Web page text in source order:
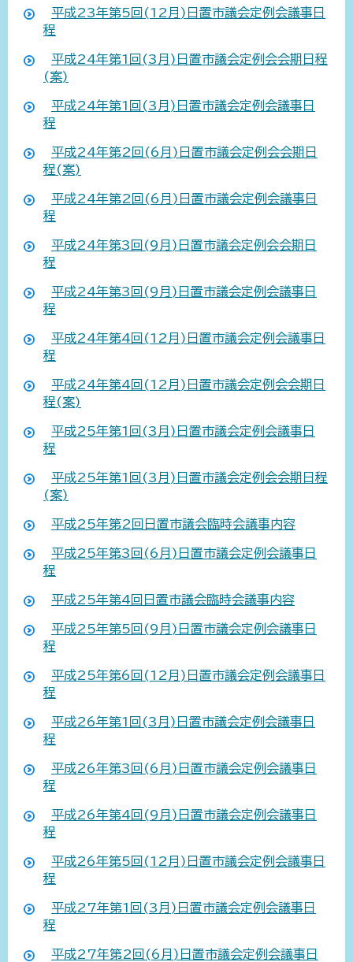
平成23年第5回(12月)日置市議会定例会議事日
程
平成24年第1回(3月)日置市議会定例会会期日程
(案)
平成24年第1回(3月)日置市議会定例会議事日
程
平成24年第2回(6月)日置市議会定例会会期日
程(案)
平成24年第2回(6月)日置市議会定例会議事日
程
平成24年第3回(9月)日置市議会定例会会期日
程
平成24年第3回(9月)日置市議会定例会議事日
程
平成24年第4回(12月)日置市議会定例会議事日
程
平成24年第4回(12月)日置市議会定例会会期日
程(案)
平成25年第1回(3月)日置市議会定例会議事日
程
平成25年第1回(3月)日置市議会定例会会期日程
(案)
平成25年第2回日置市議会臨時会議事内容
平成25年第3回(6月)日置市議会定例会議事日
程
平成25年第4回日置市議会臨時会議事内容
平成25年第5回(9月)日置市議会定例会議事日
程
平成25年第6回(12月)日置市議会定例会議事日
程
平成26年第1回(3月)日置市議会定例会議事日
程
平成26年第3回(6月)日置市議会定例会議事日
程
平成26年第4回(9月)日置市議会定例会議事日
程
平成26年第5回(12月)日置市議会定例会議事日
程
平成27年第1回(3月)日置市議会定例会議事日
程
平成27年第2回(6月)日置市議会定例会議事日